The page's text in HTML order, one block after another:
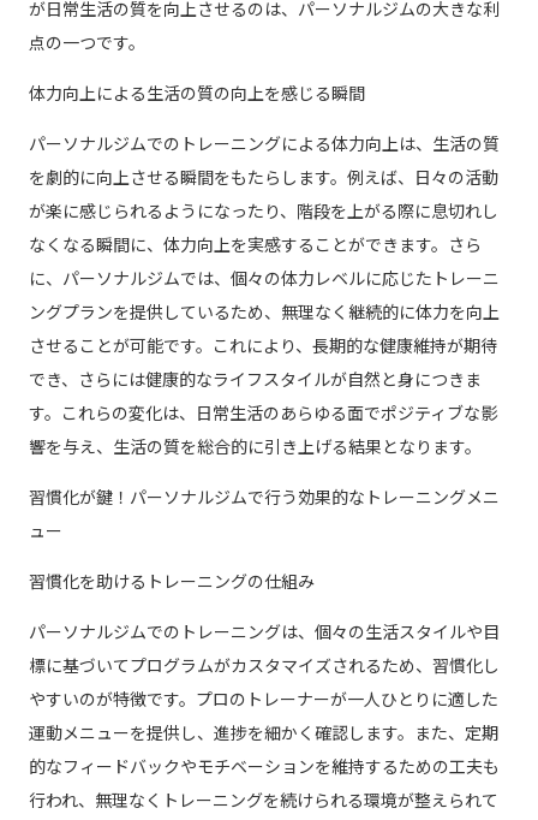
が日常生活の質を向上させるのは、パーソナルジムの大きな利
点の一つです。
体力向上による生活の質の向上を感じる瞬間
パーソナルジムでのトレーニングによる体力向上は、生活の質
を劇的に向上させる瞬間をもたらします。例えば、日々の活動
が楽に感じられるようになったり、階段を上がる際に息切れし
なくなる瞬間に、体力向上を実感することができます。さら
に、パーソナルジムでは、個々の体力レベルに応じたトレーニ
ングプランを提供しているため、無理なく継続的に体力を向上
させることが可能です。これにより、長期的な健康維持が期待
でき、さらには健康的なライフスタイルが自然と身につきま
す。これらの変化は、日常生活のあらゆる面でポジティブな影
響を与え、生活の質を総合的に引き上げる結果となります。
習慣化が鍵！パーソナルジムで行う効果的なトレーニングメニ
ュー
習慣化を助けるトレーニングの仕組み
パーソナルジムでのトレーニングは、個々の生活スタイルや目
標に基づいてプログラムがカスタマイズされるため、習慣化し
やすいのが特徴です。プロのトレーナーが一人ひとりに適した
運動メニューを提供し、進捗を細かく確認します。また、定期
的なフィードバックやモチベーションを維持するための工夫も
行われ、無理なくトレーニングを続けられる環境が整えられて